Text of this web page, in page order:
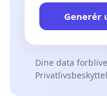
Generér
Dine data